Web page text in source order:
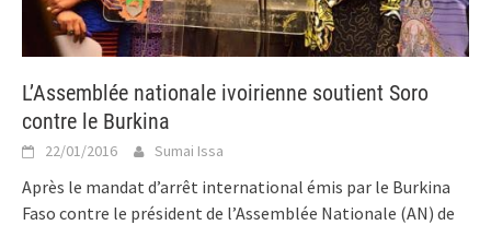
L’Assemblée nationale ivoirienne soutient Soro
contre le Burkina
22/01/2016 Sumai Issa
Après le mandat d’arrêt international émis par le Burkina
Faso contre le président de l’Assemblée Nationale (AN) de